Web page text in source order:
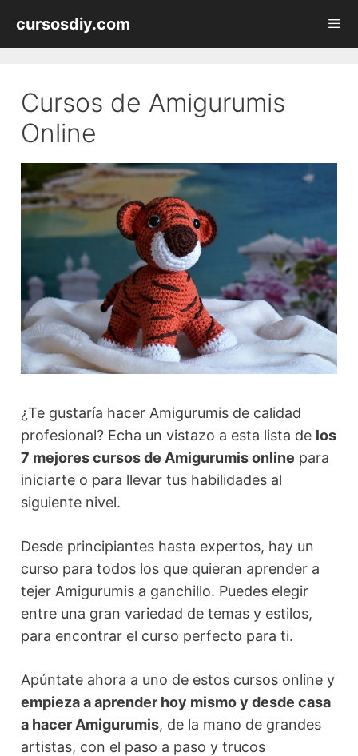
cursosdiy.com
Cursos de Amigurumis
Online
¿Te gustaría hacer Amigurumis de calidad
profesional? Echa un vistazo a esta lista de los
7 mejores cursos de Amigurumis online para
iniciarte o para llevar tus habilidades al
siguiente nivel.
Desde principiantes hasta expertos, hay un
curso para todos los que quieran aprender a
tejer Amigurumis a ganchillo. Puedes elegir
entre una gran variedad de temas y estilos,
para encontrar el curso perfecto para ti.
Apúntate ahora a uno de estos cursos online y
empieza a aprender hoy mismo y desde casa
a hacer Amigurumis, de la mano de grandes
artistas, con el paso a paso y trucos